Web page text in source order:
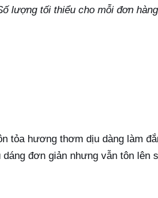
lượng tối thiểu cho mỗi đơn
tỏa hương thơm dịu dàng làm
đơn giản nhưng vẫn tôn lên